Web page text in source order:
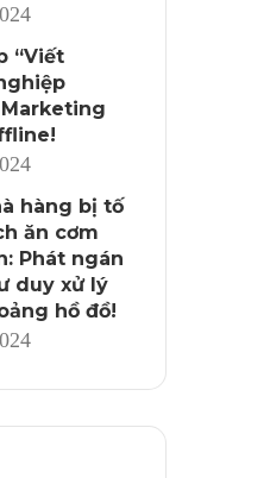
“Viết
hàng bị tố
ăn cơm
Phát ngán
duy xử lý
hồ đồ!